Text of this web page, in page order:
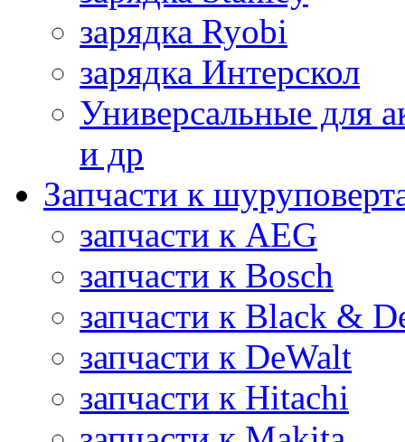
зарядка Ryobi
зарядка Интерскол
Универсальные для
и др
Запчасти к
запчасти к AEG
запчасти к Bosch
запчасти к Black &
запчасти к DeWalt
запчасти к Hitachi